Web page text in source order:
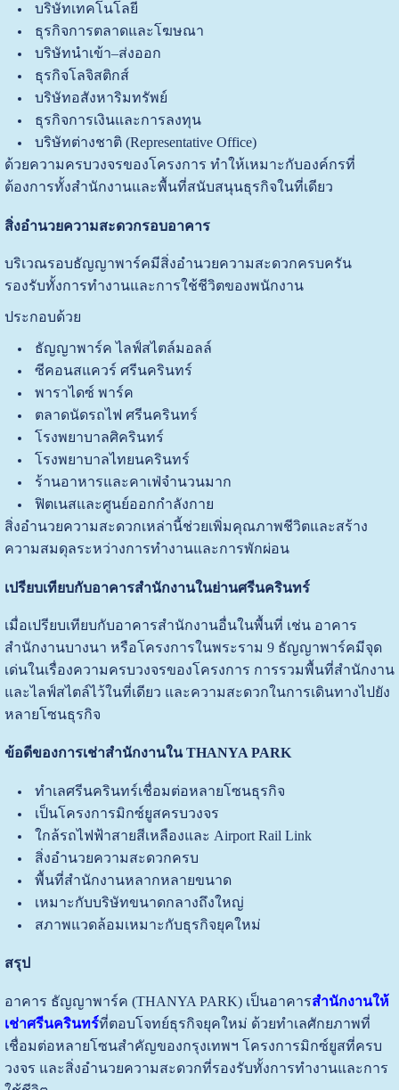
บริษัทเทคโนโลยี
ธุรกิจการตลาดและโฆษณา
บริษัทนำเข้า–ส่งออก
ธุรกิจโลจิสติกส์
บริษัทอสังหาริมทรัพย์
ธุรกิจการเงินและการลงทุน
บริษัทต่างชาติ (Representative Office)
ด้วยความครบวงจรของโครงการ ทำให้เหมาะกับองค์กรที่
ต้องการทั้งสำนักงานและพื้นที่สนับสนุนธุรกิจในที่เดียว
สิ่งอำนวยความสะดวกรอบอาคาร
บริเวณรอบธัญญาพาร์คมีสิ่งอำนวยความสะดวกครบครัน
รองรับทั้งการทำงานและการใช้ชีวิตของพนักงาน
ประกอบด้วย
ธัญญาพาร์ค ไลฟ์สไตล์มอลล์
ซีคอนสแควร์ ศรีนครินทร์
พาราไดซ์ พาร์ค
ตลาดนัดรถไฟ ศรีนครินทร์
โรงพยาบาลศิครินทร์
โรงพยาบาลไทยนครินทร์
ร้านอาหารและคาเฟ่จำนวนมาก
ฟิตเนสและศูนย์ออกกำลังกาย
สิ่งอำนวยความสะดวกเหล่านี้ช่วยเพิ่มคุณภาพชีวิตและสร้าง
ความสมดุลระหว่างการทำงานและการพักผ่อน
เปรียบเทียบกับอาคารสำนักงานในย่านศรีนครินทร์
เมื่อเปรียบเทียบกับอาคารสำนักงานอื่นในพื้นที่ เช่น อาคาร
สำนักงานบางนา หรือโครงการในพระราม 9 ธัญญาพาร์คมีจุด
เด่นในเรื่องความครบวงจรของโครงการ การรวมพื้นที่สำนักงาน
และไลฟ์สไตล์ไว้ในที่เดียว และความสะดวกในการเดินทางไปยัง
หลายโซนธุรกิจ
ข้อดีของการเช่าสำนักงานใน THANYA PARK
ทำเลศรีนครินทร์เชื่อมต่อหลายโซนธุรกิจ
เป็นโครงการมิกซ์ยูสครบวงจร
ใกล้รถไฟฟ้าสายสีเหลืองและ Airport Rail Link
สิ่งอำนวยความสะดวกครบ
พื้นที่สำนักงานหลากหลายขนาด
เหมาะกับบริษัทขนาดกลางถึงใหญ่
สภาพแวดล้อมเหมาะกับธุรกิจยุคใหม่
สรุป
อาคาร ธัญญาพาร์ค (THANYA PARK) เป็นอาคารสำนักงานให้
เช่าศรีนครินทร์ที่ตอบโจทย์ธุรกิจยุคใหม่ ด้วยทำเลศักยภาพที่
เชื่อมต่อหลายโซนสำคัญของกรุงเทพฯ โครงการมิกซ์ยูสที่ครบ
วงจร และสิ่งอำนวยความสะดวกที่รองรับทั้งการทำงานและการ